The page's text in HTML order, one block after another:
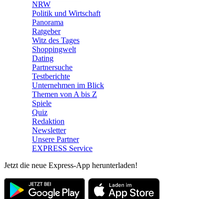
NRW
Politik und Wirtschaft
Panorama
Ratgeber
Witz des Tages
Shoppingwelt
Dating
Partnersuche
Testberichte
Unternehmen im Blick
Themen von A bis Z
Spiele
Quiz
Redaktion
Newsletter
Unsere Partner
EXPRESS Service
Jetzt die neue Express-App herunterladen!